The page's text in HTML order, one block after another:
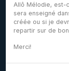
Allô Mélodie, est-
sera enseigné
créée ou si je
repartir sur de
Merci!